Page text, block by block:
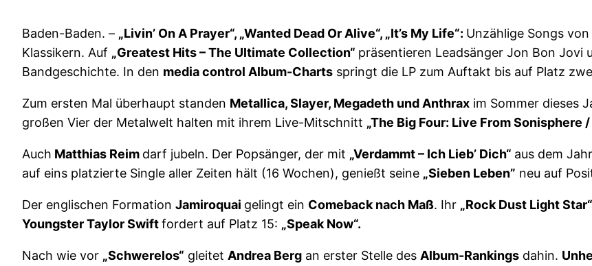
Baden-Baden. – „Livin’ On A Prayer“, „Wanted Dead Or Alive“, „It’s My Life“: Unzählige Songs von
Klassikern. Auf „Greatest Hits – The Ultimate Collection“ präsentieren Leadsänger Jon Bon Jovi
Bandgeschichte. In den media control Album-Charts springt die LP zum Auftakt bis auf Platz
Zum ersten Mal überhaupt standen Metallica, Slayer, Megadeth und Anthrax im Sommer dieses
großen Vier der Metalwelt halten mit ihrem Live-Mitschnitt „The Big Four: Live From Sonisphere
Auch Matthias Reim darf jubeln. Der Popsänger, der mit „Verdammt – Ich Lieb’ Dich“ aus dem
auf eins platzierte Single aller Zeiten hält (16 Wochen), genießt seine „Sieben Leben” neu auf
Der englischen Formation Jamiroquai gelingt ein Comeback nach Maß. Ihr „Rock Dust Light Star“
Youngster Taylor Swiftfordert auf Platz 15: „Speak Now“.
Nach wie vor „Schwerelos“ gleitet Andrea Berg an erster Stelle des Album-Rankings dahin.